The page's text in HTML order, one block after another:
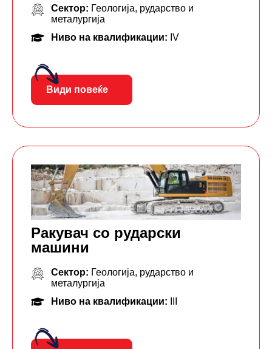
Сектор: Геологија, рударство и
металургија
Ниво на квалификации: IV
Види повеќе
Ракувач со рударски
машини
Сектор: Геологија, рударство и
металургија
Ниво на квалификации: